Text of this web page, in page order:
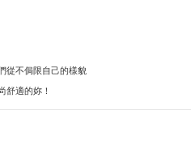
從不侷限自己的樣貌
舒適的妳！